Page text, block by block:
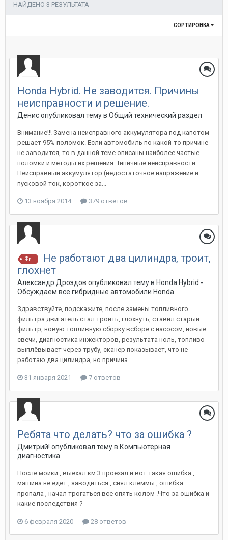
НАЙДЕНО 3 РЕЗУЛЬТАТА
СОРТИРОВКА
Honda Hybrid. Не заводится. Причины
неисправности и решение.
Денисопубликовал тему в Общий технический раздел
Внимание!!! Замена неисправного аккумулятора под капотом
решает 95% поломок. Если автомобиль по какой-то причине
не заводится, то в данной теме описаны наиболее частые
поломки и методы их решения. Типичные неисправности:
Неисправный аккумулятор (недостаточное напряжение и
пусковой ток, короткое за...
13 ноября 2014 379 ответов
Фит
Не работают два цилиндра, троит,
глохнет
Александр Дроздов опубликовал тему в Honda Hybrid -
Обсуждаем все гибридные автомобили Honda
Здравствуйте, подскажите, после замены топливного
фильтра двигатель стал троить, глохнуть, ставил старый
фильтр, новую топливную сборку всборе с насосом, новые
свечи, диагностика инжекторов, результата ноль, топливо
выплёвывает через трубу, сканер показывает, что не
работаю два цилиндра, но причина...
31 января 2021 7 ответов
Ребята что делать? что за ошибка ?
Дмитрий! опубликовал тему в Компьютерная
диагностика
После мойки , выехал км 3 проехал и вот такая ошибка ,
машина не едет , заводиться , снял клеммы , ошибка
пропала , начал трогаться все опять колом .Что за ошибка и
какие последствия ?
6 февраля 2020 28 ответов